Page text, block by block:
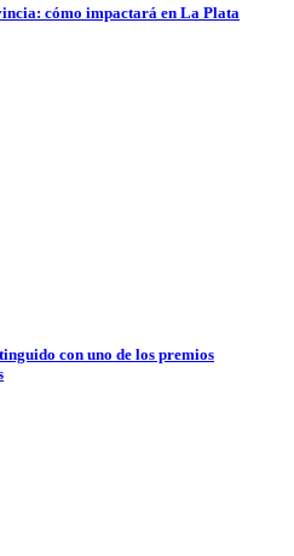
cómo impactará en La Plata
con uno de los premios